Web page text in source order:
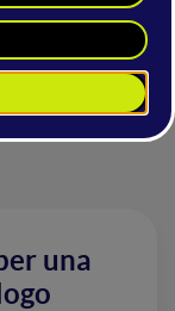
Social
una